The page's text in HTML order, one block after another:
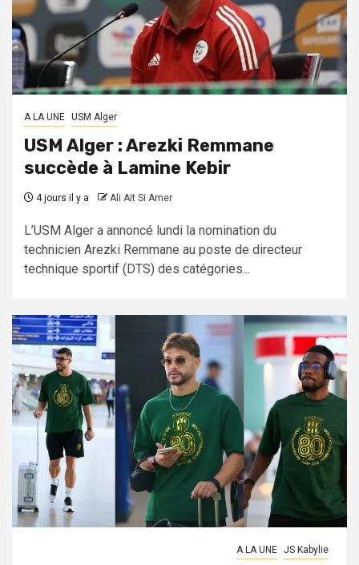
A LA UNE USM Alger
USM Alger : Arezki Remmane
succède à Lamine Kebir
4 jours il y a Ali Ait Si Amer
L’USM Alger a annoncé lundi la nomination du
technicien Arezki Remmane au poste de directeur
technique sportif (DTS) des catégories...
A LA UNE JS Kabylie